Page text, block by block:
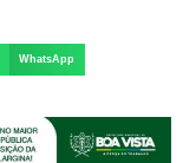
WhatsApp